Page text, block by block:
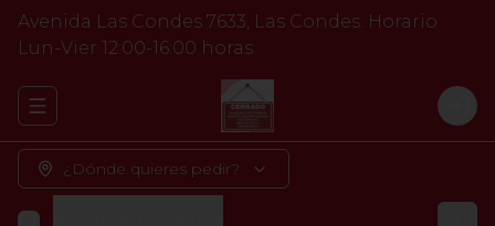
Avenida Las Condes 7633, Las Condes. Horario
Lun-Vier 12:00-16:00 horas.
Abrir menu de navegación
¿Dónde quieres pedir?